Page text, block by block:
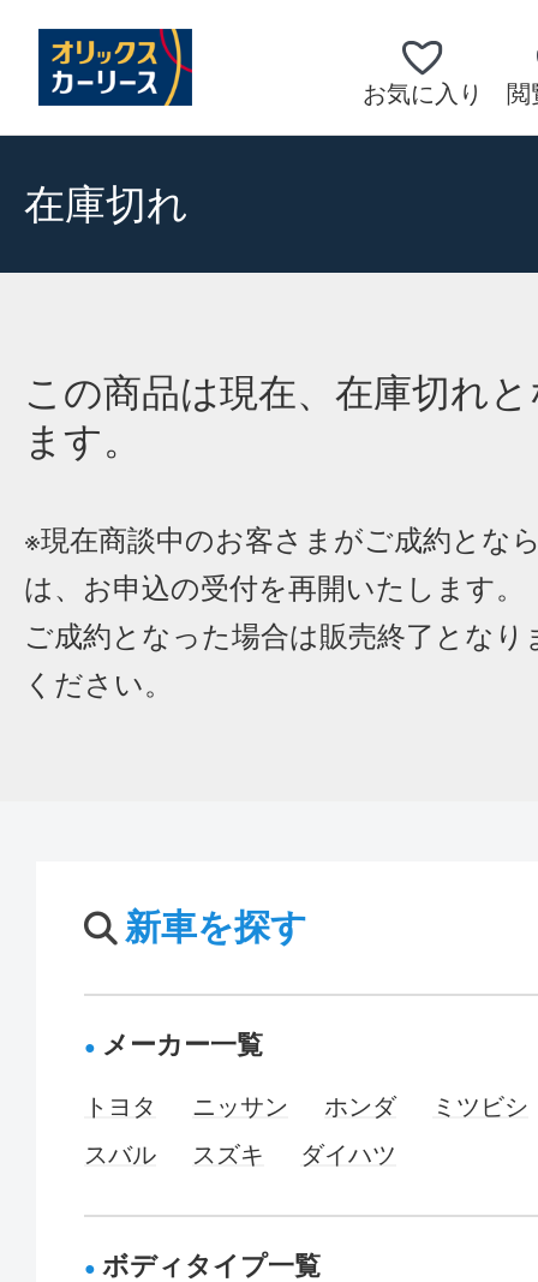
お気に入り 閲
在庫切れ
この商品は現在、在庫切れ
ます。
※現在商談中のお客さまがご成約とな
は、お申込の受付を再開いたします。
ご成約となった場合は販売終了となり
ください。
新車を探す
メーカー一覧
トヨタ ニッサン ホンダ
ミツビシ
スバル
スズキ ダイハツ
ボディタイプ一覧